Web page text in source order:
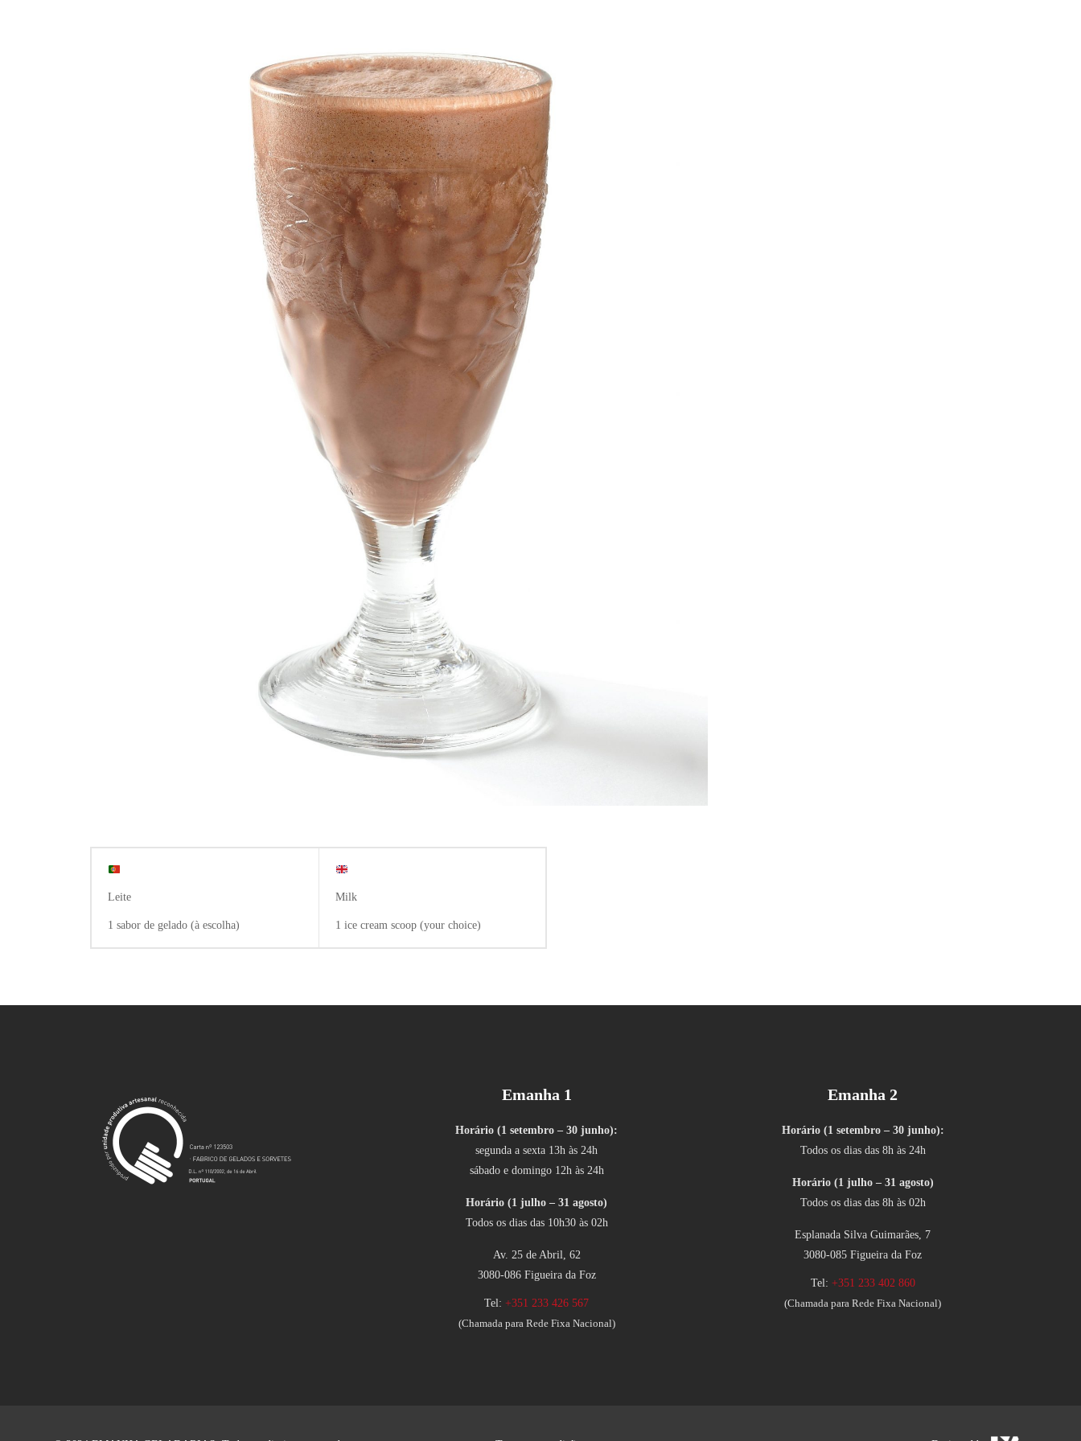
Leite
1 sabor de gelado (à escolha)
Milk
1 ice cream scoop (your choice)
Emanha 1
Horário (1 setembro – 30 junho):
segunda a sexta 13h às 24h
sábado e domingo 12h às 24h
Horário (1 julho – 31 agosto)
Todos os dias das 10h30 às 02h
Av. 25 de Abril, 62
3080-086 Figueira da Foz
Tel:+351 233 426 567
(Chamada para Rede Fixa Nacional)
Emanha 2
Horário (1 setembro – 30 junho):
Todos os dias das 8h às 24h
Horário (1 julho – 31 agosto)
Todos os dias das 8h às 02h
Esplanada Silva Guimarães, 7
3080-085 Figueira da Foz
Tel: +351 233 402 860
(Chamada para Rede Fixa Nacional)